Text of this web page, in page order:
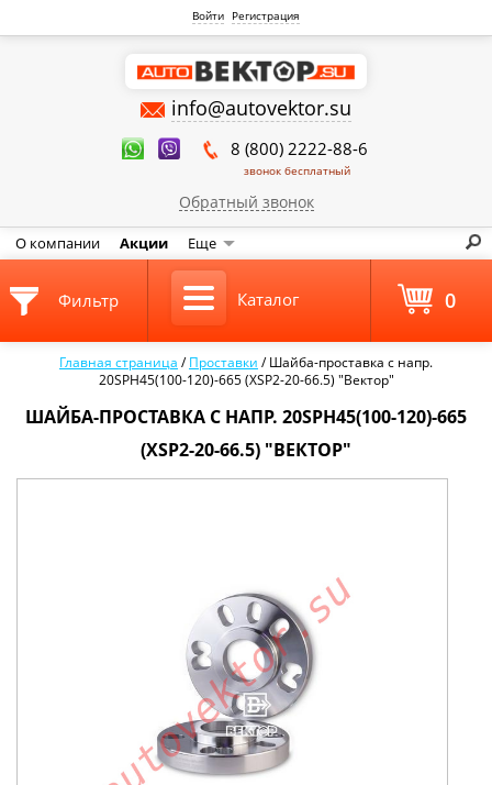
Войти Регистрация
info@autovektor.su
8 (800) 2222-88-6
звонок бесплатный
Обратный звонок
О компании Акции Еще
Главная страница /Проставки /Шайба-проставка с напр.
20SPH45(100-120)-665 (XSP2-20-66.5) "Вектор"
ШАЙБА-ПРОСТАВКА С НАПР. 20SPH45(100-120)-665
(XSP2-20-66.5) "ВЕКТОР"
Фильтр Каталог 0